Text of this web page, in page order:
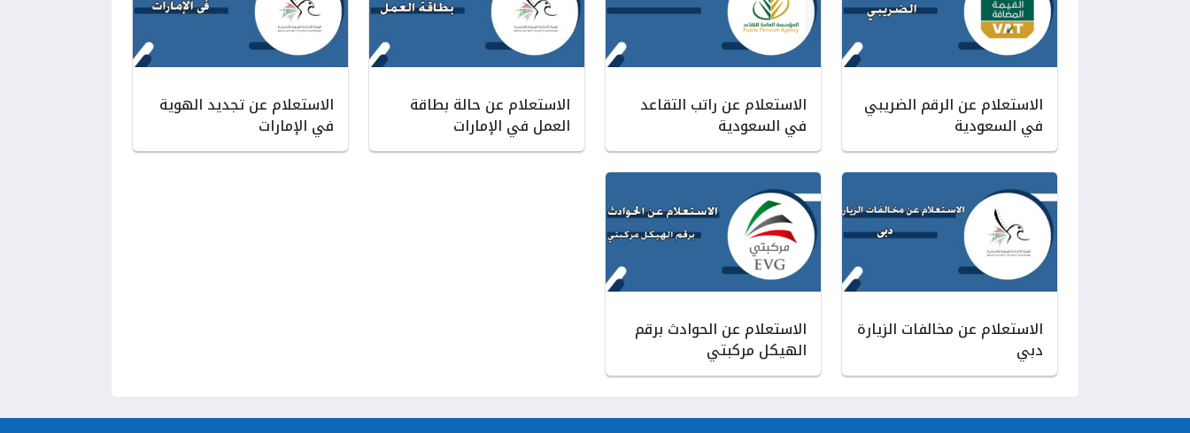
الاستعلام عن الرقم الضريبي
في السعودية
الاستعلام عن راتب التقاعد
في السعودية
الاستعلام عن حالة بطاقة
العمل في الإمارات
الاستعلام عن تجديد الهوية
في الإمارات
الاستعلام عن مخالفات الزيارة
دبي
الاستعلام عن الحوادث برقم
الهيكل مركبتي